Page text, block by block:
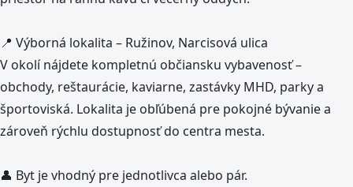
📍 Výborná lokalita – Ružinov, Narcisová ulica
V okolí nájdete kompletnú občiansku vybavenosť –
obchody, reštaurácie, kaviarne, zastávky MHD, parky a
športoviská. Lokalita je obľúbená pre pokojné bývanie a
zároveň rýchlu dostupnosť do centra mesta.
👤 Byt je vhodný pre jednotlivca alebo pár.